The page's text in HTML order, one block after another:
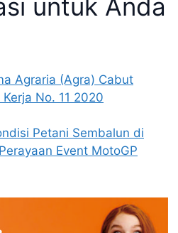
untuk Anda
Agraria (Agra) Cabut
No. 11 2020
Petani Sembalun di
Event MotoGP